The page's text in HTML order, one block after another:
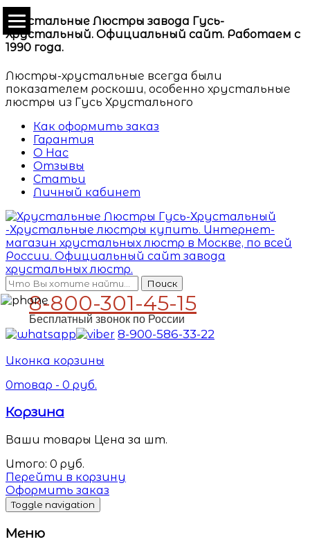
Хрустальные Люстры завода Гусь-
Хрустальный. Официальный сайт. Работаем с
1990 года.
Люстры-хрустальные всегда были
показателем роскоши, особенно хрустальные
люстры из Гусь Хрустального
Как оформить заказ
Гарантия
О Нас
Отзывы
Статьи
Личный кабинет
Поиск
8-800-301-45-15
Бесплатный звонок по России
8-900-586-33-22
Иконка корзины
0товар - 0 руб.
Корзина
Ваши товары Цена за шт.
Итого: 0 руб.
Перейти в корзину
Оформить заказ
Toggle navigation
Меню